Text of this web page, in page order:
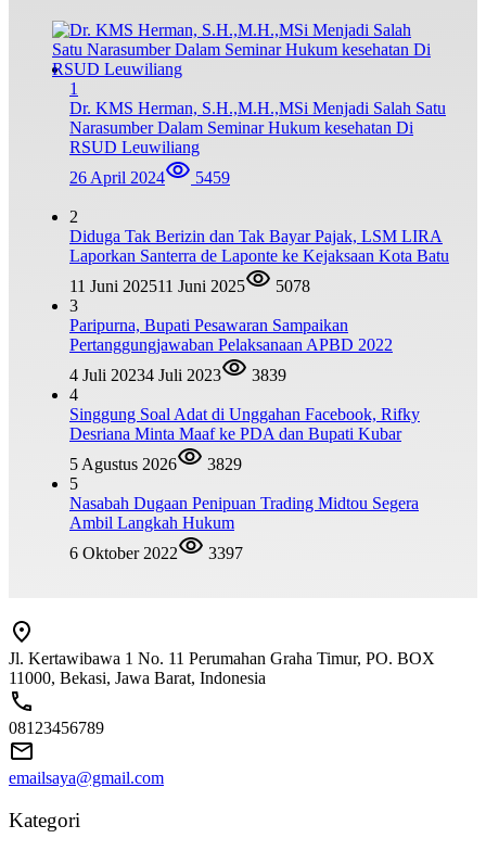
1
Dr. KMS Herman, S.H.,M.H.,MSi Menjadi Salah Satu
Narasumber Dalam Seminar Hukum kesehatan Di
RSUD Leuwiliang
26 April 2024
5459
2
Diduga Tak Berizin dan Tak Bayar Pajak, LSM LIRA
Laporkan Santerra de Laponte ke Kejaksaan Kota Batu
11 Juni 202511 Juni 2025
5078
3
Paripurna, Bupati Pesawaran Sampaikan
Pertanggungjawaban Pelaksanaan APBD 2022
4 Juli 20234 Juli 2023
3839
4
Singgung Soal Adat di Unggahan Facebook, Rifky
Desriana Minta Maaf ke PDA dan Bupati Kubar
5 Agustus 2026
3829
5
Nasabah Dugaan Penipuan Trading Midtou Segera
Ambil Langkah Hukum
6 Oktober 2022
3397
Jl. Kertawibawa 1 No. 11 Perumahan Graha Timur, PO. BOX
11000, Bekasi, Jawa Barat, Indonesia
08123456789
emailsaya@gmail.com
Kategori